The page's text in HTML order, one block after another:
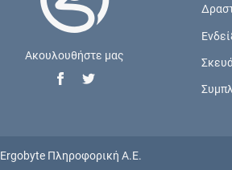
Ακουλουθήστε μας
Ergobyte Πληροφορική Α.Ε.